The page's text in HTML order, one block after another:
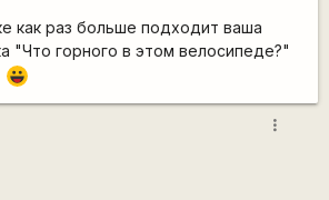
как раз больше подходит ваша
"Что горного в этом велосипеде?"
|-))
more_vert